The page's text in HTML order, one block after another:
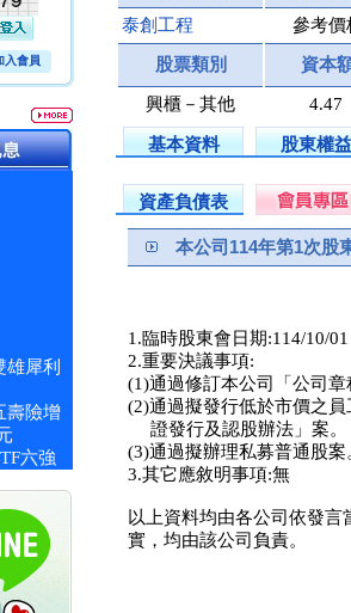
入會員
雄犀利
壽險增
六強
ETF溢
Q1外
業績
上櫃
泰創工程 參考價
股票類別 資本
興櫃－其他 4.47
基本資料 股東權益
資產負債表
本公司114年第1次股
1.臨時股東會日期:114/10/01
2.重要決議事項:
(1)通過修訂本公司「公司章
(2)通過擬發行低於市價之
證發行及認股辦法」案。
(3)通過擬辦理私募普通股案
3.其它應敘明事項:無
以上資料均由各公司依發
實，均由該公司負責。